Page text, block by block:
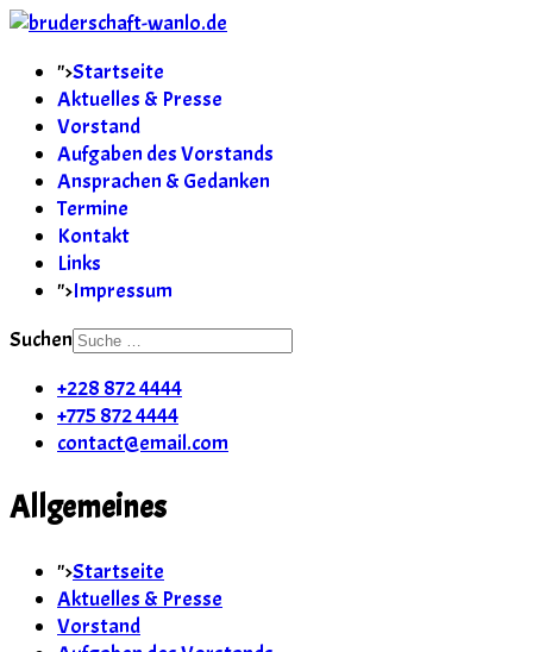
">Startseite
Aktuelles & Presse
Vorstand
Aufgaben des Vorstands
Ansprachen & Gedanken
Termine
Kontakt
Links
">Impressum
Suchen
+228 872 4444
+775 872 4444
contact@email.com
Allgemeines
">Startseite
Aktuelles & Presse
Vorstand